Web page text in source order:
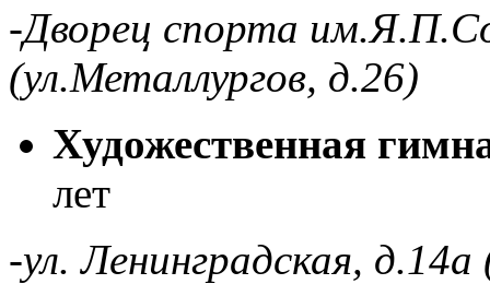
-Дворец спорта
(ул.Металлургов, д.26)
Художественная
лет
-ул. Ленинградская,